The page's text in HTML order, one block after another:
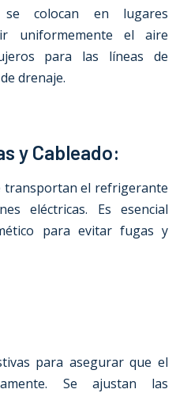
colocan en lugares
uniformemente el aire
para las líneas de
drenaje.
y Cableado:
transportan el refrigerante
eléctricas. Es esencial
para evitar fugas y
para asegurar que el
Se ajustan las